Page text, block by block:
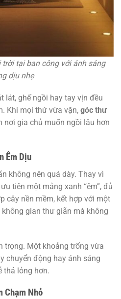
tại ban công với ánh sáng
dịu nhẹ
lát, ghế ngồi hay tay vịn đều
Khi mọi thứ vừa vặn, góc thư
nơi gia chủ muốn ngồi lâu hơn
Êm Dịu
không nên quá dày. Thay vì
tiên một mảng xanh “êm”, đủ
cây nền mềm, kết hợp với một
gian thư giãn mà không
trọng. Một khoảng trống vừa
chuyển động hay ánh sáng
thả lỏng hơn.
Chạm Nhỏ